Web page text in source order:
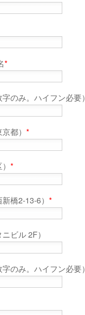
*
のみ。ハイフン必要）
都） *
*
橋2-13-6） *
ビル 2F）
のみ。ハイフン必要）